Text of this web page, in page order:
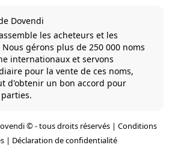
Dovendi
les acheteurs et les
gérons plus de 250 000 noms
internationaux et servons
pour la vente de ces noms,
d'obtenir un bon accord pour
© - tous droits réservés | Conditions
| Déclaration de confidentialité